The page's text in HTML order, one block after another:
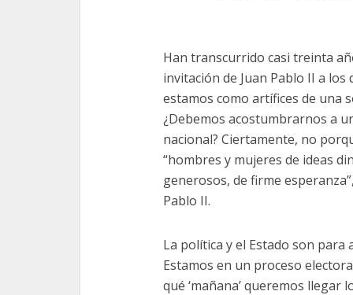
Han transcurrido casi treinta
invitación de Juan Pablo II a
estamos como artífices de una
¿Debemos acostumbrarnos a
nacional? Ciertamente, no
“hombres y mujeres de ideas
generosos, de firme
Pablo II.
La política y el Estado son para
Estamos en un proceso
qué ‘mañana’ queremos llegar